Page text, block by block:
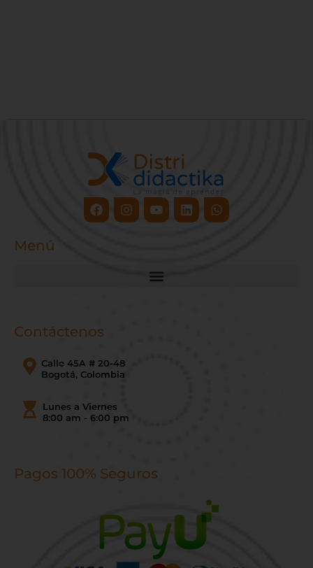
FacebookInstagram
YoutubeLinkedinWhatsapp
Menú
Contáctenos
Calle 45A # 20-48
Bogotá, Colombia
Lunes a Viernes
8:00 am - 6:00 pm
Pagos 100% Seguros